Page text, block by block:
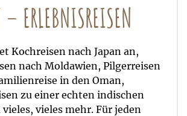
ERLEBNISREISEN
Kochreisen nach Japan an,
nach Moldawien, Pilgerreisen
in den Oman,
zu einer echten indischen
vieles mehr. Für jeden